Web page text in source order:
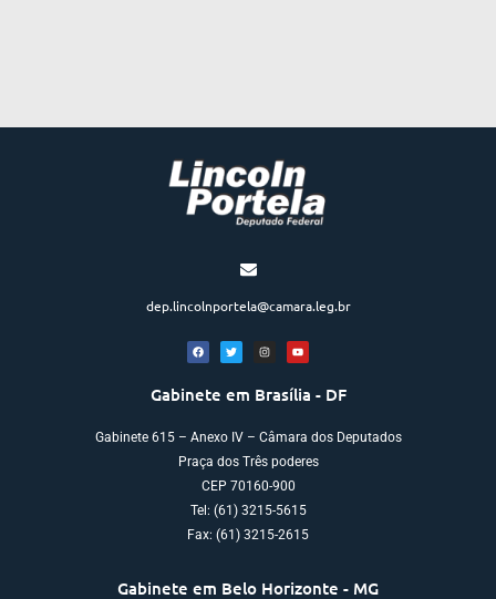
dep.lincolnportela@camara.leg.br
Gabinete em Brasília - DF
Gabinete 615 – Anexo IV – Câmara dos Deputados
Praça dos Três poderes
CEP 70160-900
Tel: (61) 3215-5615
Fax: (61) 3215-2615
Gabinete em Belo Horizonte - MG